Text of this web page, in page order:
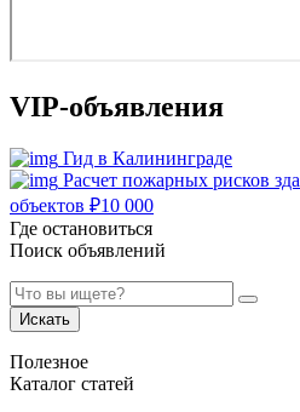
VIP-объявления
Гид в Калининграде
Расчет пожарных рисков
объектов ₽10 000
Где остановиться
Поиск объявлений
Искать
Полезное
Каталог статей